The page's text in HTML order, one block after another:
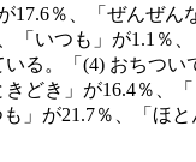
17.6％、「ぜんぜ
いつも」が1.1％
る。「(4) おちつ
どき」が16.4％、
」が21.7％、「ほ